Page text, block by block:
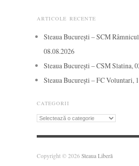
ARTICOLE RECENTE
Steaua București – SCM
08.08.2026
Steaua București – CSM Slatina,
Steaua București – FC Voluntari,
CATEGORII
Categorii
Copyright © 2026 Steaua Liberă